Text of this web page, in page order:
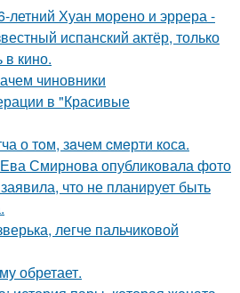
летний Хуан морено и эррера -
испанский актёр, только
кино.
чиновники
в "Красивые
о тoм, зaчeм cмeрти кoсa.
Смирнова опубликовала фото
что не планирует быть
легче пальчиковой
обретает.